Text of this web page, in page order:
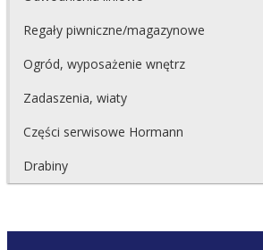
Regały piwniczne/magazynowe
Ogród, wyposażenie wnętrz
Zadaszenia, wiaty
Części serwisowe Hormann
Drabiny